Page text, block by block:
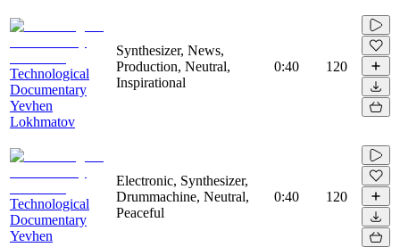
Technological
Documentary
Yevhen
Lokhmatov
Synthesizer, News,
Production, Neutral,
Inspirational
0:40 120
Technological
Documentary
Yevhen
Electronic, Synthesizer,
Drummachine, Neutral,
Peaceful
0:40 120